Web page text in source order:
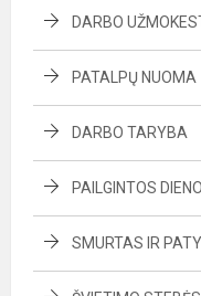
DARBO
PATALPŲ NUOMA
DARBO TARYBA
PAILGINTOS
SMURTAS IR